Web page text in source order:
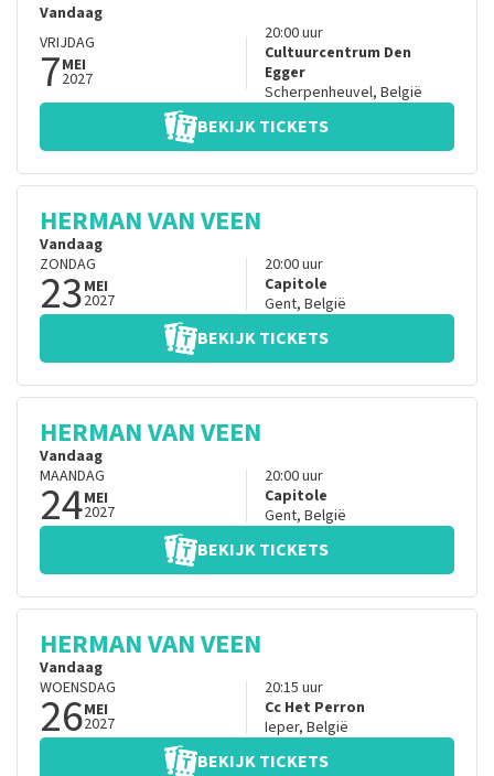
Vandaag
VRIJDAG
7MEI
2027
20:00uur
Cultuurcentrum Den
Egger
Scherpenheuvel, België
BEKIJK TICKETS
HERMAN VAN VEEN
Vandaag
ZONDAG
23MEI
2027
20:00uur
Capitole
Gent, België
BEKIJK TICKETS
HERMAN VAN VEEN
Vandaag
MAANDAG
24MEI
2027
20:00uur
Capitole
Gent, België
BEKIJK TICKETS
HERMAN VAN VEEN
Vandaag
WOENSDAG
26MEI
2027
20:15 uur
Cc Het Perron
Ieper, België
BEKIJK TICKETS